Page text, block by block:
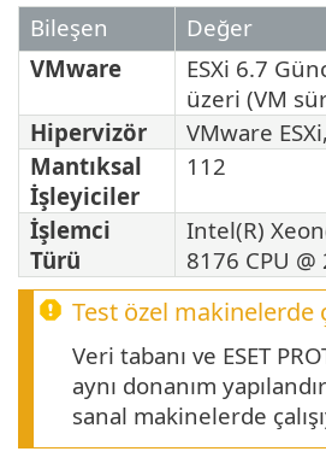
Bileşen
Değer
VMware
ESXi 6.7
üzeri (VM
Hipervizör
VMware
Mantıksal
İşleyiciler
112
İşlemci
Türü
Intel(R)
8176 CPU @
Test özel makinelerde
Veri tabanı ve ESET
aynı donanım
sanal makinelerde